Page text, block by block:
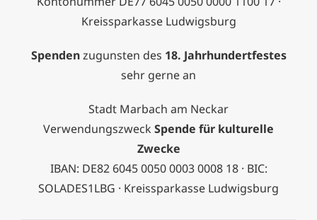
Kreissparkasse Ludwigsburg
Spendenzugunsten des 18. Jahrhundertfestes
sehr gerne an
Stadt Marbach am Neckar
Verwendungszweck Spende für kulturelle
Zwecke
IBAN: DE82 6045 0050 0003 0008 18 · BIC:
SOLADES1LBG · Kreissparkasse Ludwigsburg